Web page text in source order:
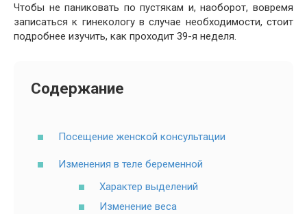
Чтобы не паниковать по пустякам и, наоборот, вовремя
записаться к гинекологу в случае необходимости, стоит
подробнее изучить, как проходит 39-я неделя.
Содержание
Посещение женской консультации
Изменения в теле беременной
Характер выделений
Изменение веса